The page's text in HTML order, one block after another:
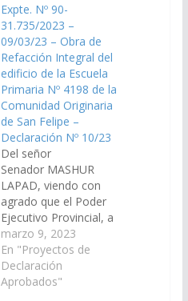
Expte. Nº 90-
31.735/2023 –
09/03/23 – Obra de
Refacción Integral del
edificio de la Escuela
Primaria Nº 4198 de la
Comunidad Originaria
de San Felipe –
Declaración Nº 10/23
Del señor
Senador MASHUR
LAPAD, viendo con
agrado que el Poder
Ejecutivo Provincial, a
través del Ministerio de
Educación, Cultura,
Ciencia y Tecnología,
disponga las medidas y
marzo 9, 2023
En "Proyectos de
Declaración
Aprobados"